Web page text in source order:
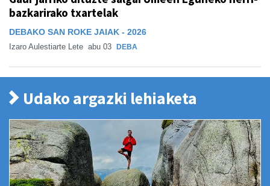
bazkarirako txartelak
DEBAKO SAN ROKE JAIAK - 2026
Izaro Aulestiarte Lete abu 03 DEBA
Udako argazki lehiaketa